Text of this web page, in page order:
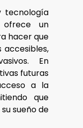
tecnología
un
hacer que
En
futuras
a la
que
sueño de